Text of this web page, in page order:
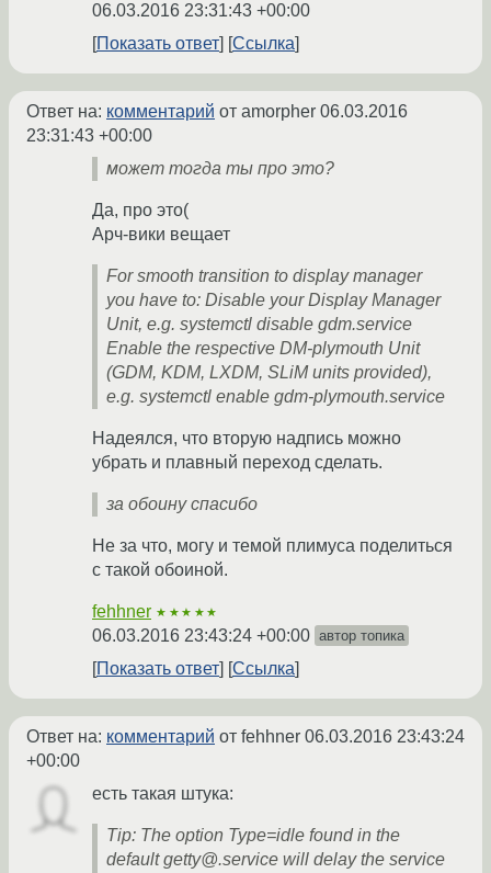
06.03.2016 23:31:43 +00:00
Показать ответ
Ссылка
Ответ на: комментарий от amorpher 06.03.2016
23:31:43 +00:00
может тогда ты про это?
Да, про это(
Арч-вики вещает
For smooth transition to display manager
you have to: Disable your Display Manager
Unit, e.g. systemctl disable gdm.service
Enable the respective DM-plymouth Unit
(GDM, KDM, LXDM, SLiM units provided),
e.g. systemctl enable gdm-plymouth.service
Надеялся, что вторую надпись можно
убрать и плавный переход сделать.
за обоину спасибо
Не за что, могу и темой плимуса поделиться
с такой обоиной.
fehhner ★★★★★
06.03.2016 23:43:24 +00:00 автор топика
Показать ответ Ссылка
Ответ на: комментарий от fehhner 06.03.2016 23:43:24
+00:00
есть такая штука:
Tip: The option Type=idle found in the
default getty@.service will delay the service